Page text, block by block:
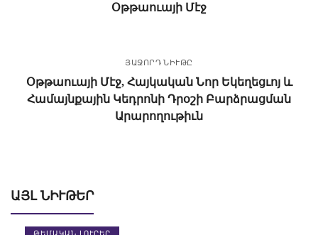
Օթթաուայի Մէջ
ՅԱՋՈՐԴ ՆԻՒԹԸ
Օթթաուայի Մէջ, Հայկական Նոր Եկեղեցւոյ և
Համայնքային Կեդրոնի Դրօշի Բարձրացման
Արարողութիւն
ԱՅԼ ՆԻՒԹԵՐ
ԹԵՄԱԿԱՆ ԼՈՒՐԵՐ